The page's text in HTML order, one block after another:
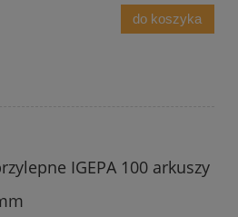
do koszyka
IGEPA 100 arkuszy